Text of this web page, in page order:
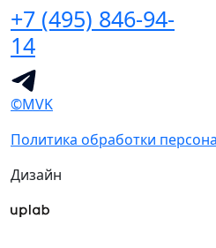
+7 (495) 846-94-
14
©MVK
Политика обработки
Дизайн